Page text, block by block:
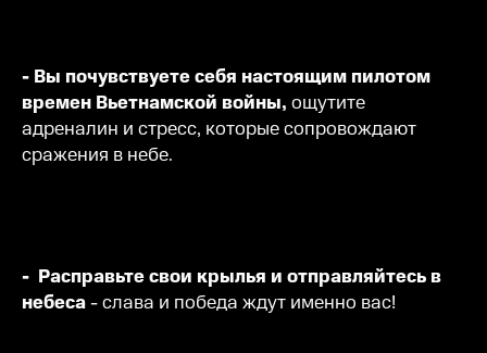
- Вы почувствуете себя настоящим пилотом
времен Вьетнамской войны, ощутите
адреналин и стресс, которые сопровождают
сражения в небе.
- Расправьте свои крылья и отправляйтесь в
небеса- слава и победа ждут именно вас!